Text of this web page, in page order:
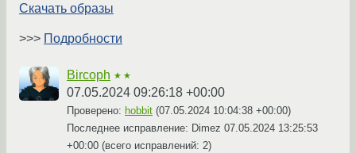
Скачать образы
>>> Подробности
Bircoph ★★
07.05.2024 09:26:18 +00:00
Проверено: hobbit (07.05.2024 10:04:38 +00:00)
Последнее исправление: Dimez 07.05.2024 13:25:53
+00:00 (всего исправлений: 2)